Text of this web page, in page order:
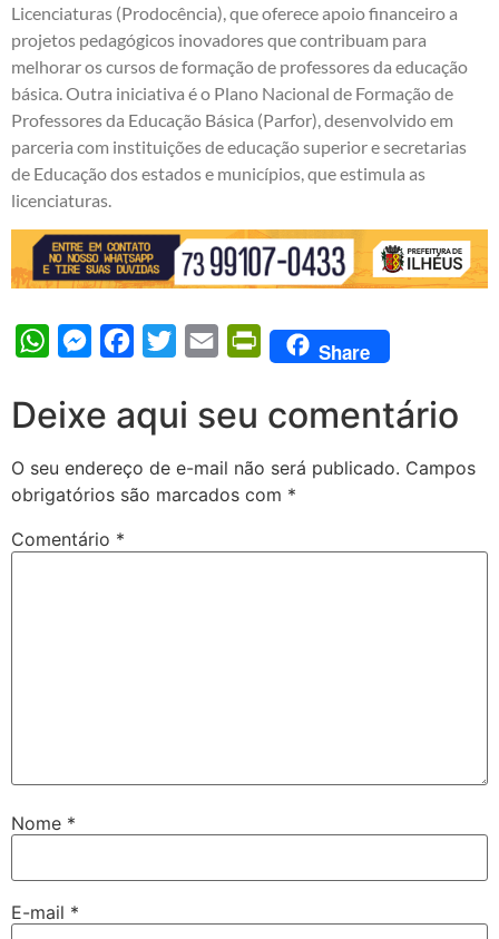
Licenciaturas (Prodocência), que oferece apoio financeiro a
projetos pedagógicos inovadores que contribuam para
melhorar os cursos de formação de professores da educação
básica. Outra iniciativa é o Plano Nacional de Formação de
Professores da Educação Básica (Parfor), desenvolvido em
parceria com instituições de educação superior e secretarias
de Educação dos estados e municípios, que estimula as
licenciaturas.
WhatsAppMessengerFacebook
Twitter Email PrintFriendly
Share
Deixe aqui seu comentário
O seu endereço de e-mail não será publicado. Campos
obrigatórios são marcados com *
Comentário *
Nome *
E-mail *